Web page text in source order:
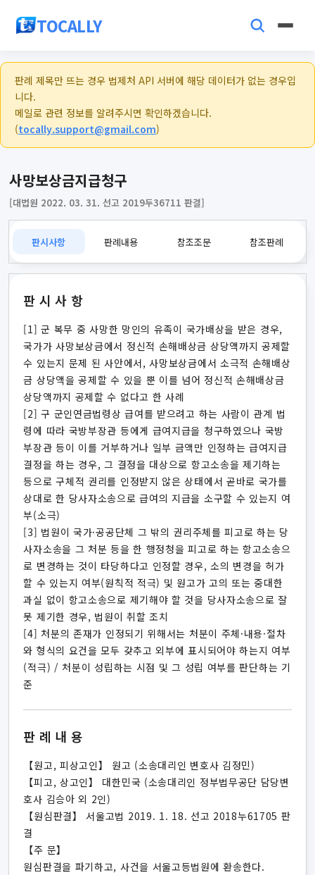
TOCALLY
판례 제목만 뜨는 경우 법제처 API 서버에 해당 데이터가 없는 경우입
니다.
메일로 관련 정보를 알려주시면 확인하겠습니다.
(tocally.support@gmail.com)
사망보상금지급청구
[대법원 2022. 03. 31. 선고 2019두36711 판결]
판시사항 판례내용 참조조문 참조판례
판시사항
[1] 군 복무 중 사망한 망인의 유족이 국가배상을 받은 경우,
국가가 사망보상금에서 정신적 손해배상금 상당액까지 공제할
수 있는지 문제 된 사안에서, 사망보상금에서 소극적 손해배상
금 상당액을 공제할 수 있을 뿐 이를 넘어 정신적 손해배상금
상당액까지 공제할 수 없다고 한 사례
[2] 구 군인연금법령상 급여를 받으려고 하는 사람이 관계 법
령에 따라 국방부장관 등에게 급여지급을 청구하였으나 국방
부장관 등이 이를 거부하거나 일부 금액만 인정하는 급여지급
결정을 하는 경우, 그 결정을 대상으로 항고소송을 제기하는
등으로 구체적 권리를 인정받지 않은 상태에서 곧바로 국가를
상대로 한 당사자소송으로 급여의 지급을 소구할 수 있는지 여
부(소극)
[3] 법원이 국가·공공단체 그 밖의 권리주체를 피고로 하는 당
사자소송을 그 처분 등을 한 행정청을 피고로 하는 항고소송으
로 변경하는 것이 타당하다고 인정할 경우, 소의 변경을 허가
할 수 있는지 여부(원칙적 적극) 및 원고가 고의 또는 중대한
과실 없이 항고소송으로 제기해야 할 것을 당사자소송으로 잘
못 제기한 경우, 법원이 취할 조치
[4] 처분의 존재가 인정되기 위해서는 처분이 주체·내용·절차
와 형식의 요건을 모두 갖추고 외부에 표시되어야 하는지 여부
(적극) / 처분이 성립하는 시점 및 그 성립 여부를 판단하는 기
준
판례내용
【원고, 피상고인】 원고 (소송대리인 변호사 김정민)
【피고, 상고인】 대한민국 (소송대리인 정부법무공단 담당변
호사 김승아 외 2인)
【원심판결】 서울고법 2019. 1. 18. 선고 2018누61705 판
결
【주 문】
원심판결을 파기하고, 사건을 서울고등법원에 환송한다.